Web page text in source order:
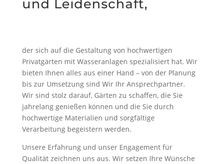
und Leidenschaft,
der sich auf die Gestaltung von hochwertigen
Privatgärten mit Wasseranlagen spezialisiert hat. Wir
bieten Ihnen alles aus einer Hand – von der Planung
bis zur Umsetzung sind Wir Ihr Ansprechpartner.
Wir sind stolz darauf, Gärten zu schaffen, die Sie
jahrelang genießen können und die Sie durch
hochwertige Materialien und sorgfältige
Verarbeitung begeistern werden.
Unsere Erfahrung und unser Engagement für
Qualität zeichnen uns aus. Wir setzen Ihre Wünsche